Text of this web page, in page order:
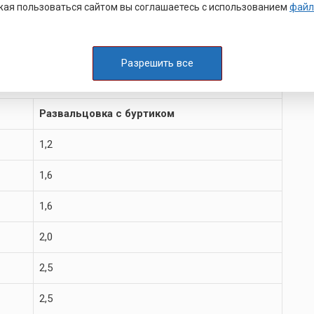
(ОСТ 4Г 0.822.003)
Развальцовка с буртиком
1,2
1,6
1,6
2,0
2,5
2,5
пользоваться сайтом вы соглашаетесь с использованием
Разрешить все